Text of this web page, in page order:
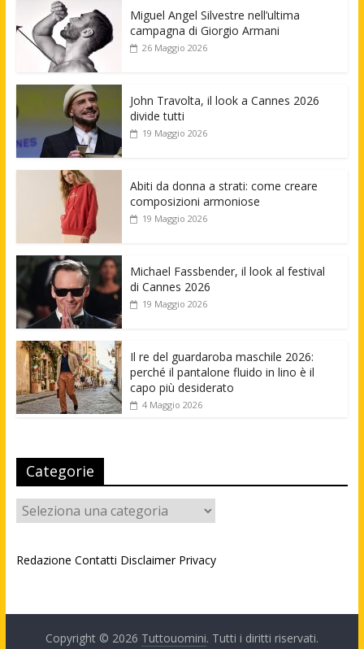
Miguel Angel Silvestre nell’ultima
campagna di Giorgio Armani
26 Maggio 2026
John Travolta, il look a Cannes 2026
divide tutti
19 Maggio 2026
Abiti da donna a strati: come creare
composizioni armoniose
19 Maggio 2026
Michael Fassbender, il look al festival
di Cannes 2026
19 Maggio 2026
Il re del guardaroba maschile 2026:
perché il pantalone fluido in lino è il
capo più desiderato
4 Maggio 2026
Categorie
Categorie
Redazione Contatti Disclaimer Privacy
Copyright © 2026 Tuttouomini. Tutti i diritti riservati.